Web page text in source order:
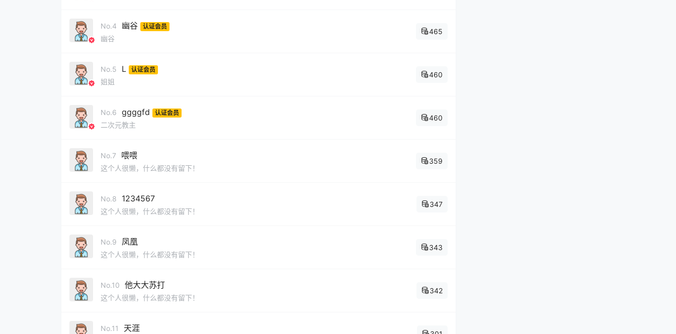
No.4 幽谷 认证会员
幽谷
465
No.5 L 认证会员
姐姐
460
No.6 ggggfd 认证会员
二次元教主
460
No.7 喂喂
这个人很懒，什么都没有留下！
359
No.8 1234567
这个人很懒，什么都没有留下！
347
No.9 凤凰
这个人很懒，什么都没有留下！
343
No.10 他大大苏打
这个人很懒，什么都没有留下！
342
No.11 天涯